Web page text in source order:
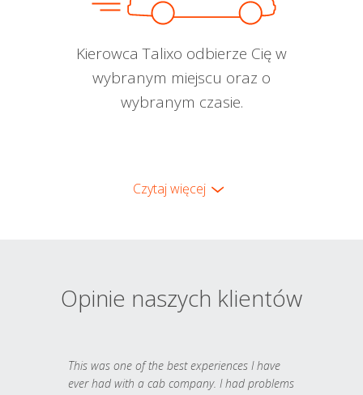
Kierowca Talixo odbierze Cię w
wybranym miejscu oraz o
wybranym czasie.
Czytaj więcej
Opinie naszych klientów
This was one of the best experiences I have
ever had with a cab company. I had problems